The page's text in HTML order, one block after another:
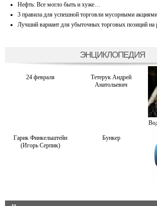
Нефть: Все могло быть и хуже…
3 правила для успешной торговли мусорными акциями
Лучший вариант для убыточных торговых позиций на
ЭНЦИКЛОПЕДИЯ
24 февраля
Тетерук Андрей
Анатольевич
Гарик Финкельштейн
(Игорь Серпик)
Бункер